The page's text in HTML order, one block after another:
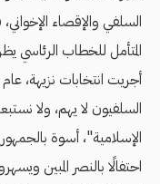
السلفي والإقصاء
المتأمل للخطاب الرئاسي
السلفيون لا يهم، ولا
الإسلامية"، أسوة
احتفالًا بالنصر المبين